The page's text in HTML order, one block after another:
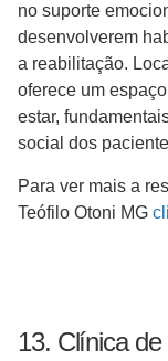
no suporte
desenvolverem
a reabilitação.
oferece um
estar,
social dos
Para ver mais a
Teófilo Otoni MG
13. Clínica